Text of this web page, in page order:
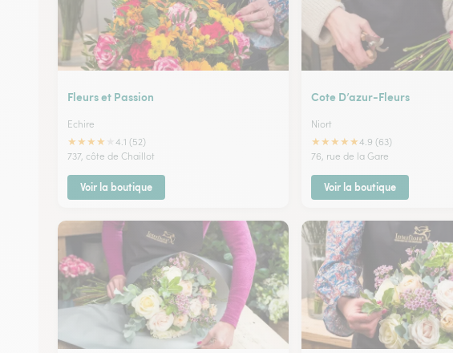
Fleurs et Passion
Echire
★★★★
4.1 (52)
737, côte de Chaillot
Voir la boutique
Cote D’azur-Fleurs
Niort
★★★★★4.9 (63)
76, rue de la Gare
Voir la boutique